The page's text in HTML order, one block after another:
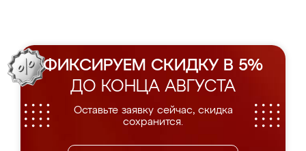
ФИКСИРУЕМ СКИДКУ В 5%
ДО КОНЦА АВГУСТА
Оставьте заявку сейчас, скидка
сохранится.